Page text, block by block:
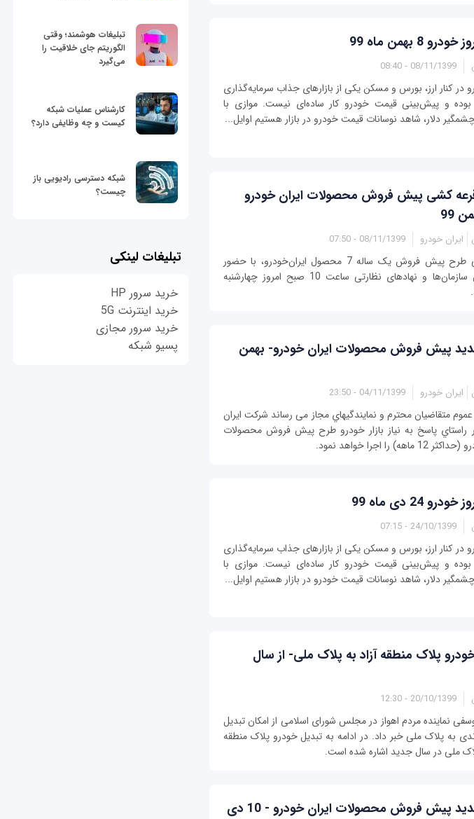
8 بهمن ماه 99
08/11/1399 - 08:40
در کنار ارز، بورس و مسکن یکی از بازارهای جذاب سرمایه‌گذاری
بوده و پیش‌بینی قیمت خودرو کار ساده‌ای نیست. موازی با
دلار، شاهد نوسانات قیمت خودرو در بازار هستیم اوایل...
کشی پیش فروش محصولات ایران خودرو
99
ایران خودرو 08/11/1399 - 07:50
قرعه‌کشی طرح پیش فروش یک ‌ساله 7 محصول ایران‌خودرو، با حضور
نمایندگان سازمان‌ها و نهاد‌های نظارتی ساعت 10 صبح امروز چهارشنبه
پیش فروش محصولات ایران خودرو- بهمن
ایران خودرو 04/11/1399 - 23:50
متقاضیان محترم و نمایندگیهاي مجاز می رساند شرکت ایران
راستاي پاسخ به نیاز بازار خودرو طرح پیش فروش محصولات
ماهه) را اجرا خواهد نمود.
24 دی ماه 99
24/10/1399 - 07:15
در کنار ارز، بورس و مسکن یکی از بازارهای جذاب سرمایه‌گذاری
بوده و پیش‌بینی قیمت خودرو کار ساده‌ای نیست. موازی با
دلار، شاهد نوسانات قیمت خودرو در بازار هستیم اوایل...
پلاک منطقه آزاد به پلاک ملی- از سال
20/10/1399 - 12:30
نماینده مردم اهواز در مجلس شورای اسلامی از امکان تبدیل
به پلاک ملی خبر داد. در ادامه به تبدیل خودرو پلاک منطقه
ملی در سال جدید اشاره شده است.
طرح جدید پیش فروش محصولات ایران خودرو - 10 دی
تبلیغات هوشمند؛ وقتی
الگوریتم جای خلاقیت را
می‌گیرد
کارشناس عملیات شبکه
کیست و چه وظایفی دارد؟
شبکه دسترسی رادیویی باز
چیست؟
تبلیغات لینکی
خرید سرور HP
خرید اینترنت 5G
خرید سرور مجازی
پسیو شبکه